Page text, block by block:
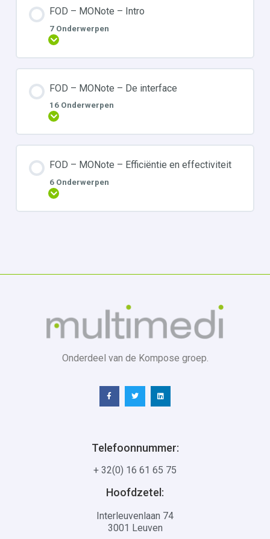
FOD – MONote – Intro
7 Onderwerpen
FOD – MONote – De interface
16 Onderwerpen
FOD – MONote – Efficiëntie en effectiviteit
6 Onderwerpen
Onderdeel van de Kompose groep.
Telefoonnummer:
+ 32(0) 16 61 65 75
Hoofdzetel:
Interleuvenlaan 74
3001 Leuven